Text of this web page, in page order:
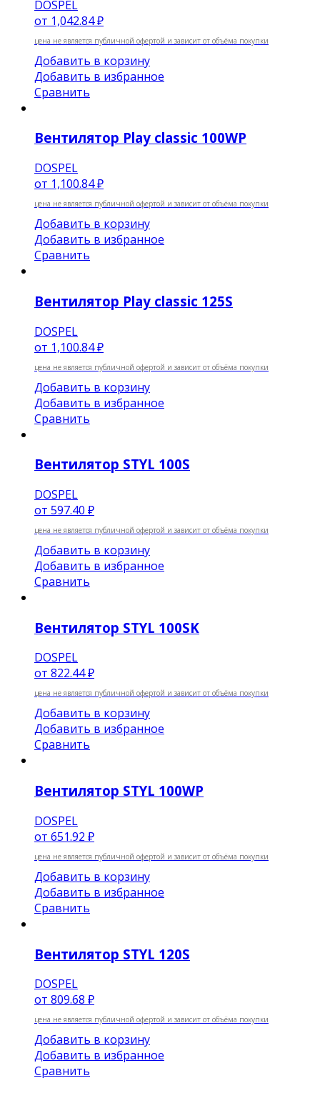
DOSPEL
от 1,042.84 ₽
цена не является публичной офертой и зависит от объёма покупки
Добавить в корзину
Добавить в избранное
Сравнить
Вентилятор Play classic 100WP
DOSPEL
от 1,100.84 ₽
цена не является публичной офертой и зависит от объёма покупки
Добавить в корзину
Добавить в избранное
Сравнить
Вентилятор Play classic 125S
DOSPEL
от 1,100.84 ₽
цена не является публичной офертой и зависит от объёма покупки
Добавить в корзину
Добавить в избранное
Сравнить
Вентилятор STYL 100S
DOSPEL
от 597.40 ₽
цена не является публичной офертой и зависит от объёма покупки
Добавить в корзину
Добавить в избранное
Сравнить
Вентилятор STYL 100SK
DOSPEL
от 822.44 ₽
цена не является публичной офертой и зависит от объёма покупки
Добавить в корзину
Добавить в избранное
Сравнить
Вентилятор STYL 100WP
DOSPEL
от 651.92 ₽
цена не является публичной офертой и зависит от объёма покупки
Добавить в корзину
Добавить в избранное
Сравнить
Вентилятор STYL 120S
DOSPEL
от 809.68 ₽
цена не является публичной офертой и зависит от объёма покупки
Добавить в корзину
Добавить в избранное
Сравнить